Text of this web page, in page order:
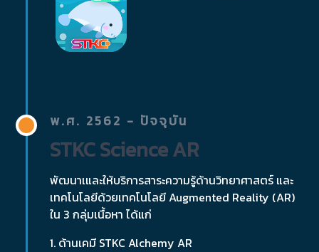
พ.ศ. 2562 - ปัจจุบัน
STKC Science AR
พัฒนาเและให้บริการสาระความรู้ด้านวิทยาศาสตร์ และ
เทคโนโลยีด้วยเทคโนโลยี Augmented Reality (AR)
ใน 3 กลุ่มเนื้อหา ได้แก่
1. ด้านเคมี STKC Alchemy AR